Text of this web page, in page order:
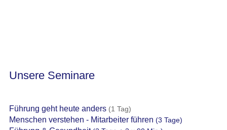
Unsere Seminare
Führung geht heute anders(1 Tag)
Menschen verstehen - Mitarbeiter führen (3 Tage)